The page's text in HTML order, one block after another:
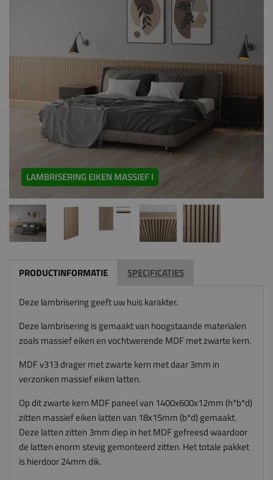
LAMBRISERING EIKEN MASSIEF I
PRODUCTINFORMATIE SPECIFICATIES
Deze lambrisering geeft uw huis karakter.
Deze lambrisering is gemaakt van hoogstaande materialen
zoals massief eiken en vochtwerende MDF met zwarte kern.
MDF v313 drager met zwarte kern met daar 3mm in
verzonken massief eiken latten.
Op dit zwarte kern MDF paneel van 1400x600x12mm (h*b*d)
zitten massief eiken latten van 18x15mm (b*d) gemaakt.
Deze latten zitten 3mm diep in het MDF gefreesd waardoor
de latten enorm stevig gemonteerd zitten. Het totale pakket
is hierdoor 24mm dik.